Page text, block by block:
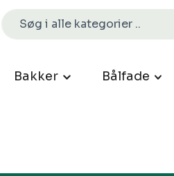
Bakker Bålfade